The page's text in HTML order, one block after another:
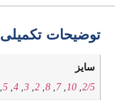
توضیحات تکمیلی
سایز
2/5
,
10
,
7
,
8
,
2
,
3
,
4
,
5